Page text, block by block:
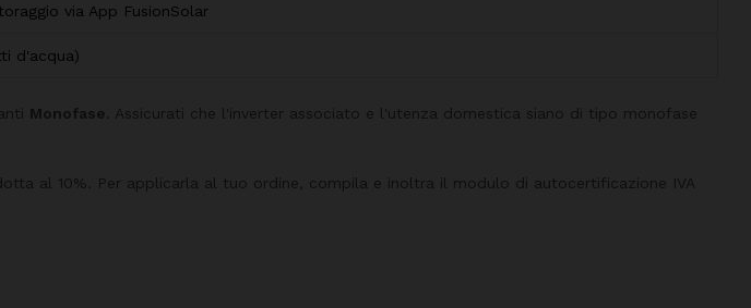
via App FusionSolar
d'acqua)
Monofase
. Assicurati che l'inverter associato e l'utenza domestica siano di tipo monofase
al 10%. Per applicarla al tuo ordine, compila e inoltra il modulo di autocertificazione IVA